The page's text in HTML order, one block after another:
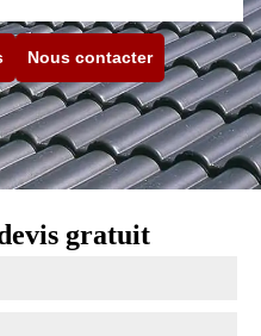
Nous contacter
gratuit